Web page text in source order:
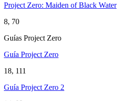
Project Zero: Maiden of Black Water
8, 70
Guías Project Zero
Guía Project Zero
18, 111
Guía Project Zero 2